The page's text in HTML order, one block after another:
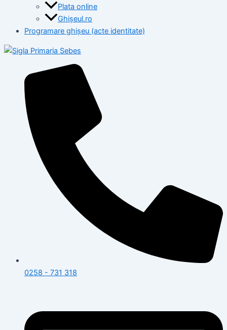
Plata online
Ghișeul.ro
Programare ghișeu (acte identitate)
0258 - 731 318